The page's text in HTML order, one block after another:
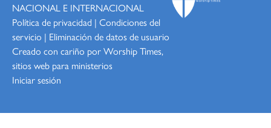
NACIONAL E INTERNACIONAL
Política de privacidad | Condiciones del
servicio | Eliminación de datos de usuario
Creado con cariño por Worship Times,
sitios web para ministerios
Iniciar sesión